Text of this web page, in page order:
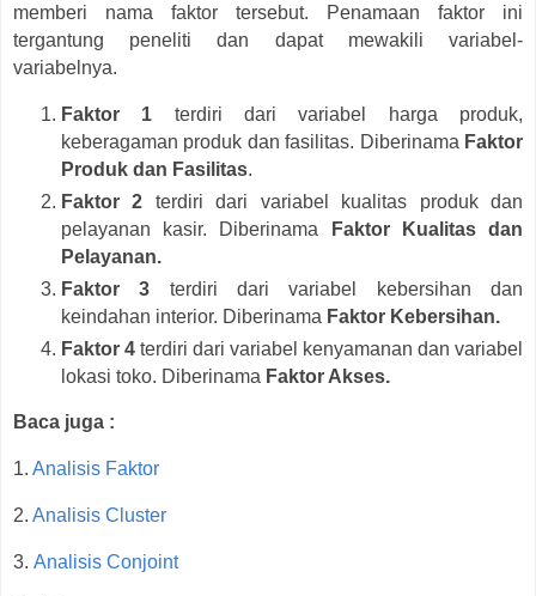
memberi nama faktor tersebut. Penamaan faktor ini
tergantung peneliti dan dapat mewakili variabel-
variabelnya.
Faktor 1 terdiri dari variabel harga produk,
keberagaman produk dan fasilitas. Diberinama Faktor
Produk dan Fasilitas.
Faktor 2 terdiri dari variabel kualitas produk dan
pelayanan kasir. Diberinama
Faktor Kualitas dan
Pelayanan.
Faktor 3 terdiri dari variabel kebersihan dan
keindahan interior. Diberinama Faktor Kebersihan.
Faktor 4 terdiri dari variabel kenyamanan dan variabel
lokasi toko. Diberinama Faktor Akses.
Baca juga :
1. Analisis Faktor
2. Analisis Cluster
3. Analisis Conjoint